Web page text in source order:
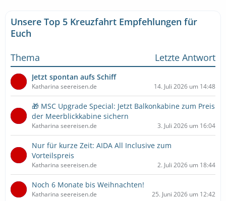
Unsere Top 5 Kreuzfahrt Empfehlungen für
Euch
Thema
Letzte Antwort
Jetzt spontan aufs Schiff
Katharina seereisen.de 14. Juli 2026 um 14:48
🎁 MSC Upgrade Special: Jetzt Balkonkabine zum Preis
der Meerblickkabine sichern
Katharina seereisen.de 3. Juli 2026 um 16:04
Nur für kurze Zeit: AIDA All Inclusive zum
Vorteilspreis
Katharina seereisen.de 2. Juli 2026 um 18:44
Noch 6 Monate bis Weihnachten!
Katharina seereisen.de 25. Juni 2026 um 12:42